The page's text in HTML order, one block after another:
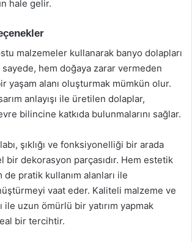
hale gelir.
malzemeler kullanarak banyo dolapları
hem doğaya zarar vermeden
yaşam alanı oluşturmak mümkün olur.
anlayışı ile üretilen dolaplar,
bilincine katkıda bulunmalarını sağlar.
şıklığı ve fonksiyonelliği bir arada
bir dekorasyon parçasıdır. Hem estetik
pratik kullanım alanları ile
vaat eder. Kaliteli malzeme ve
ile uzun ömürlü bir yatırım yapmak
bir tercihtir.